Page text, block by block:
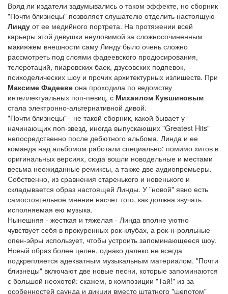
Вряд ли издатели задумывались о таком эффекте, но сборник
"Почти близнецы" позволяет слушателю отделить настоящую
Линду от ее медийного портрета. На протяжении всей
карьеры этой девушки неуловимой за сложносочиненным
макияжем внешности саму Линду было очень сложно
рассмотреть под слоями фадеевского продюсирования,
телеротаций, пиаровских баек, дзусовских подпевок,
психоделических шоу и прочих архитектурных излишеств. При
Максиме Фадееве она проходила по ведомству
интеллектуальных поп-певиц, с Михаилом Кувшиновым
стала электронно-альтернативной дивой.
"Почти близнецы" - не такой сборник, какой бывает у
начинающих поп-звезд, иногда выпускающих "Greatest Hits"
непосредственно после дебютного альбома. Линда и ее
команда над альбомом работали специально: помимо хитов в
оригинальных версиях, сюда вошли новодельные и местами
весьма неожиданные ремиксы, а также две аудиопремьеры.
Собственно, из сравнения старенького и новенького и
складывается образ настоящей Линды. У "новой" явно есть
самостоятельное мнение насчет того, как должна звучать
исполняемая ею музыка.
Нынешняя - жесткая и тяжелая - Линда вполне уютно
чувствует себя в прокуренных рок-клубах, а рок-н-ролльные
опен-эйры использует, чтобы устроить запоминающееся шоу.
Новый образ более целен, однако далеко не всегда
подкрепляется адекватным музыкальным материалом. "Почти
близнецы" включают две новые песни, которые запоминаются
с большой неохотой: скажем, в композиции "Тай!" из-за
особенностей саунда и дикции вместо штатного "шепотом"